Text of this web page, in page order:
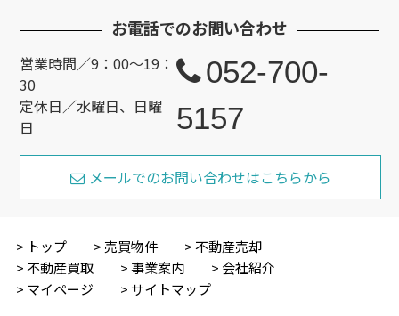
お電話でのお問い合わせ
営業時間／9：00～19：
30
定休日／水曜日、日曜
日
052-700-
5157
メールでのお問い合わせはこちらから
トップ 売買物件
不動産売却
不動産買取
事業案内
会社紹介
マイページ
サイトマップ